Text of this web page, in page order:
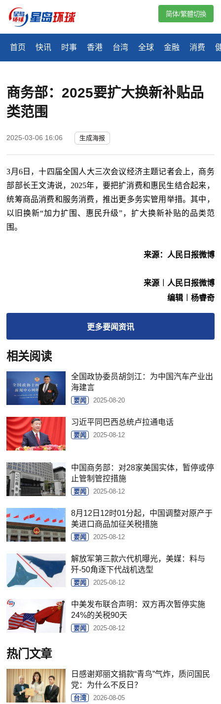
首页 快讯 时事 香港 台湾 全球 金融 消费
简体/繁體切換
商务部：2025要扩大换新补贴品
类范围
2025-03-06 16:06 生成海报
3月6日，十四届全国人大三次会议经济主题记者会上，商务
部部长王文涛说，2025年，要把扩消费和惠民生结合起来，
统筹商品消费和服务消费，推出更多务实管用举措。其中，
以旧换新“加力扩围、惠民升级”，扩大换新补贴的品类范
围。
来源：人民日报微博
来源︱人民日报微博
编辑︱杨睿奇
更多要闻资讯
相关阅读
全国政协委员胡剑江：为中国汽车产业出
海建言
要闻 2025-08-20
习近平同巴西总统卢拉通电话
要闻 2025-08-12
中国商务部：对28家美国实体，暂停或停
止管制管控措施
要闻 2025-08-12
8月12日12时01分起，中国调整对原产于
美进口商品加征关税措施
要闻 2025-08-12
解放军第三款六代机曝光，美媒：料与
歼-50角逐下代战机选型
要闻 2025-08-12
中美发布联合声明：双方再次暂停实施
24%的关税90天
要闻 2025-08-12
热门文章
日感谢郑丽文捐款“青鸟”气炸，质问国民
党：为什么不反日？
台湾 2026-08-05